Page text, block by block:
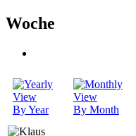
Woche
By Year By Month